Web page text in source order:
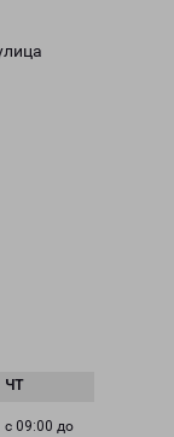
с 09:00 до